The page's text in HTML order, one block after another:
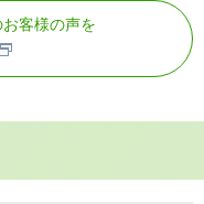
客様の声を